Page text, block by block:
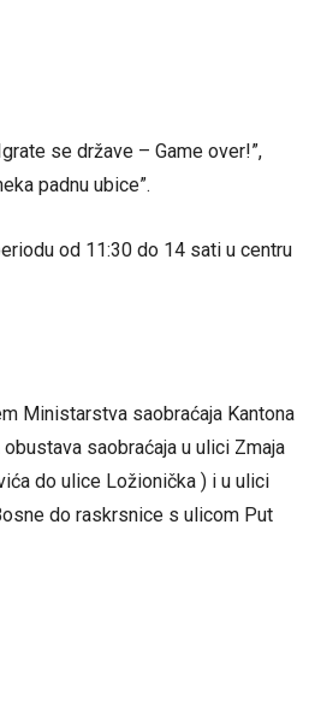
se države – Game over!”,
padnu ubice”.
od 11:30 do 14 sati u centru
Ministarstva saobraćaja Kantona
saobraćaja u ulici Zmaja
do ulice Ložionička ) i u ulici
do raskrsnice s ulicom Put